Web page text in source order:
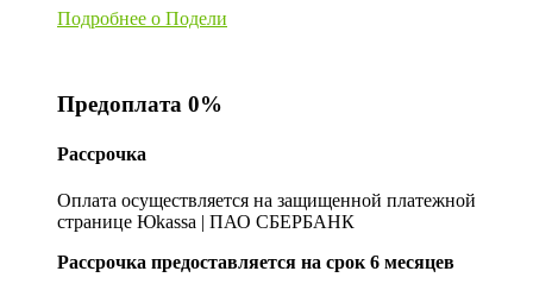
Подробнее о Подели
Предоплата 0%
Рассрочка
Оплата осуществляется на защищенной платежной
странице Юkassa | ПАО СБЕРБАНК
Рассрочка предоставляется на срок 6 месяцев